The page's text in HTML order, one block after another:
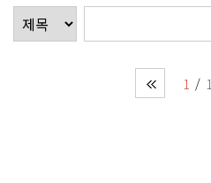
1 1